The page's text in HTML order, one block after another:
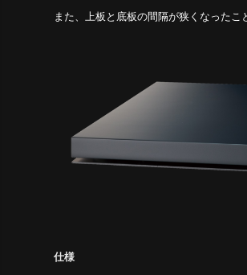
また、上板と底板の間隔が狭くなった
仕様